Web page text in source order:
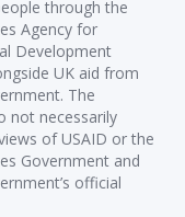
through the
Agency for
Development
UK aid from
The
not necessarily
of USAID or the
Government and
official